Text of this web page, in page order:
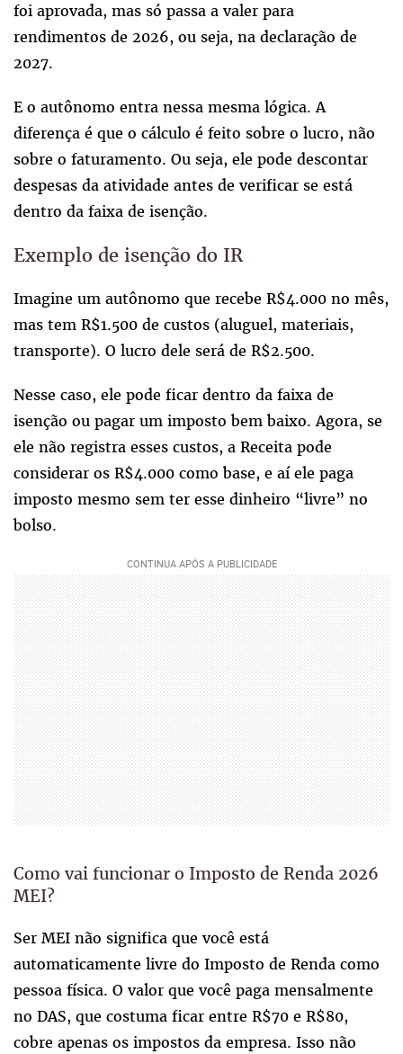
foi aprovada, mas só passa a valer para
rendimentos de 2026, ou seja, na declaração de
2027.
E o autônomo entra nessa mesma lógica. A
diferença é que o cálculo é feito sobre o lucro, não
sobre o faturamento. Ou seja, ele pode descontar
despesas da atividade antes de verificar se está
dentro da faixa de isenção.
Exemplo de isenção do IR
Imagine um autônomo que recebe R$4.000 no mês,
mas tem R$1.500 de custos (aluguel, materiais,
transporte). O lucro dele será de R$2.500.
Nesse caso, ele pode ficar dentro da faixa de
isenção ou pagar um imposto bem baixo. Agora, se
ele não registra esses custos, a Receita pode
considerar os R$4.000 como base, e aí ele paga
imposto mesmo sem ter esse dinheiro “livre” no
bolso.
Como vai funcionar o Imposto de Renda 2026
MEI?
Ser MEI não significa que você está
automaticamente livre do Imposto de Renda como
pessoa física. O valor que você paga mensalmente
no DAS, que costuma ficar entre R$70 e R$80,
cobre apenas os impostos da empresa. Isso não